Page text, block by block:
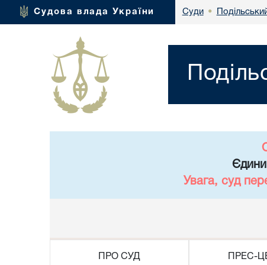
Судова влада України Суди •
Увага, суд
ПРО СУД ПРЕС-